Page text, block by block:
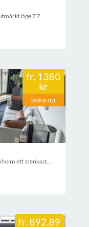
läge 7 7...
fr. 1380
kr
boka nu
ett stenkast...
fr. 892.89